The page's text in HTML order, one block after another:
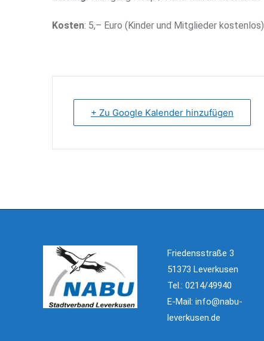
Kosten: 5,– Euro (Kinder und Mitglieder kostenlos)
+ Zu Google Kalender hinzufügen
Friedensstraße 3
51373 Leverkusen
Tel.: 0214/49940
E-Mail:info@nabu-
leverkusen.de